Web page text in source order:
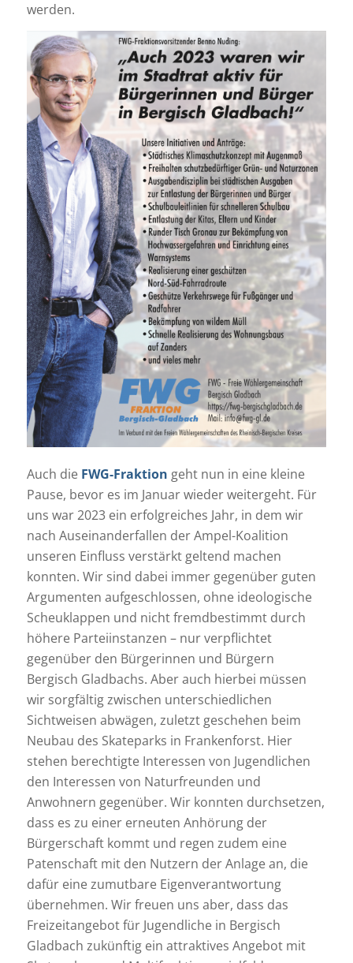
werden.
Auch die FWG-Fraktion geht nun in eine kleine
Pause, bevor es im Januar wieder weitergeht. Für
uns war 2023 ein erfolgreiches Jahr, in dem wir
nach Auseinanderfallen der Ampel-Koalition
unseren Einfluss verstärkt geltend machen
konnten. Wir sind dabei immer gegenüber guten
Argumenten aufgeschlossen, ohne ideologische
Scheuklappen und nicht fremdbestimmt durch
höhere Parteiinstanzen – nur verpflichtet
gegenüber den Bürgerinnen und Bürgern
Bergisch Gladbachs. Aber auch hierbei müssen
wir sorgfältig zwischen unterschiedlichen
Sichtweisen abwägen, zuletzt geschehen beim
Neubau des Skateparks in Frankenforst. Hier
stehen berechtigte Interessen von Jugendlichen
den Interessen von Naturfreunden und
Anwohnern gegenüber. Wir konnten durchsetzen,
dass es zu einer erneuten Anhörung der
Bürgerschaft kommt und regen zudem eine
Patenschaft mit den Nutzern der Anlage an, die
dafür eine zumutbare Eigenverantwortung
übernehmen. Wir freuen uns aber, dass das
Freizeitangebot für Jugendliche in Bergisch
Gladbach zukünftig ein attraktives Angebot mit